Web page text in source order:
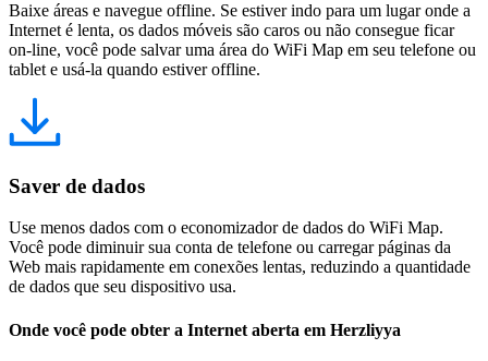
Baixe áreas e navegue offline. Se estiver indo para um lugar onde a
Internet é lenta, os dados móveis são caros ou não consegue ficar
on-line, você pode salvar uma área do WiFi Map em seu telefone ou
tablet e usá-la quando estiver offline.
Saver de dados
Use menos dados com o economizador de dados do WiFi Map.
Você pode diminuir sua conta de telefone ou carregar páginas da
Web mais rapidamente em conexões lentas, reduzindo a quantidade
de dados que seu dispositivo usa.
Onde você pode obter a Internet aberta em Herzliyya